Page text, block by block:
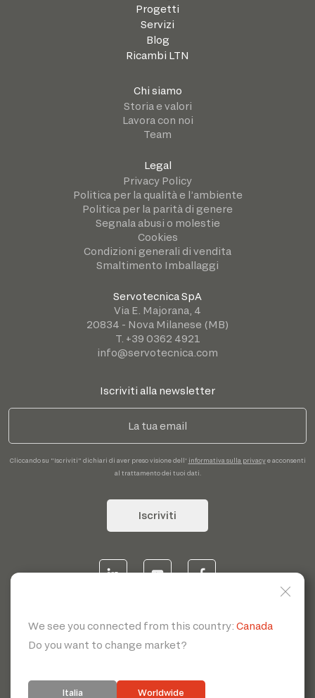
Progetti
Servizi
Blog
Ricambi LTN
Chi siamo
Storia e valori
Lavora con noi
Team
Legal
Privacy Policy
Politica per la qualità e l’ambiente
Politica per la parità di genere
Segnala abusi o molestie
Cookies
Condizioni generali di vendita
Smaltimento Imballaggi
Servotecnica SpA
Via E. Majorana, 4
20834 - Nova Milanese (MB)
T. +39 0362 4921
info@servotecnica.com
Iscriviti alla newsletter
Cliccando su "Iscriviti" dichiari di aver preso visione dell' informativa sulla privacye acconsenti
al trattamento dei tuoi dati.
Iscriviti
1902780 C.S 468.000,00€